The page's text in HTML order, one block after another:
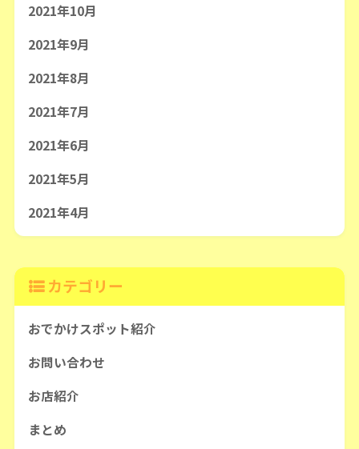
2021年10月
2021年9月
2021年8月
2021年7月
2021年6月
2021年5月
2021年4月
カテゴリー
おでかけスポット紹介
お問い合わせ
お店紹介
まとめ